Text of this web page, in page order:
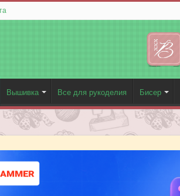
Вышивка Все для рукоделия Бисер